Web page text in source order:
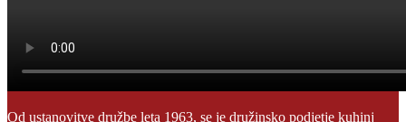
Od ustanovitve družbe leta 1963, se je družinsko podjetje kuhinj